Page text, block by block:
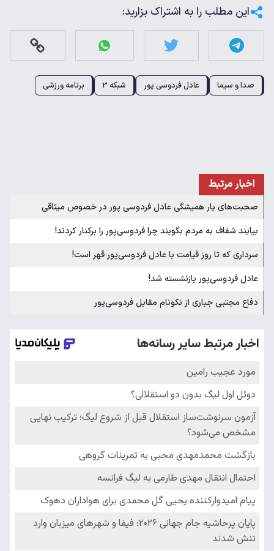
این مطلب را به اشتراک بزارید:
صدا و سیما عادل فردوسی پور شبکه 3 برنامه ورزشی
اخبار مرتبط
صحبت‌های یار همیشگی عادل فردوسی پور در خصوص میثاقی
بیایند شفاف به مردم بگویند چرا فردوسی‌پور را برکنار کردند!
سرداری که تا روز قیامت با عادل فردوسی‌پور قهر است!
عادل فردوسی‌پور بازنشسته شد!
دفاع مجتبی جباری از نکونام مقابل فردوسی‌پور